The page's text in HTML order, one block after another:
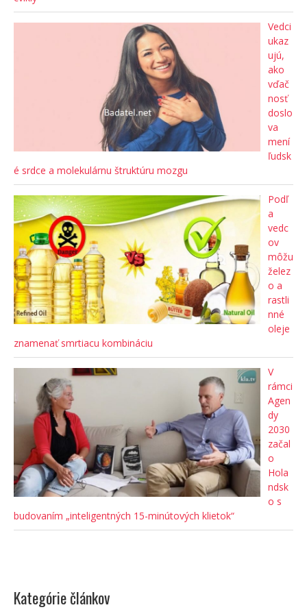
Vedci
ukaz
ujú,
ako
vďač
nosť
doslo
va
mení
ľudsk
é srdce a molekulárnu štruktúru mozgu
Podľ
a
vedc
ov
môžu
želez
o a
rastli
nné
oleje
znamenať smrtiacu kombináciu
V
rámci
Agen
dy
2030
začal
o
Hola
ndsk
o s
budovaním „inteligentných 15-minútových klietok“
Kategórie článkov